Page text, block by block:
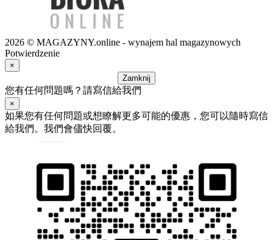
2026 © MAGAZYNY.online - wynajem hal magazynowych
Potwierdzenie
×
Zamknij
您有任何問題嗎？請寫信給我們
×
如果您有任何問題或想瞭解更多可能的優惠，您可以隨時寫信
給我們。我們會儘快回覆。